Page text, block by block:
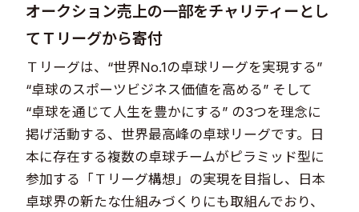
オークション売上の一部を​チャリティーとし
てＴリーグから寄付​​​​​​​
Ｔリーグは、“世界No.1の卓球リーグを実現する”
“卓球のスポーツビジネス価値を高める” そして
“卓球を通じて人生を豊かにする” の3つを理念に
掲げ活動する、世界最高峰の卓球リーグです。日
本に存在する複数の卓球チームがピラミッド型に
参加する「Ｔリーグ構想」の実現を目指し、日本
卓球界の新たな仕組みづくりにも取組んでおり、